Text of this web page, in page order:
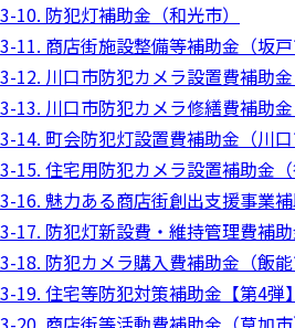
3-10. 防犯灯補助金（和光市）
3-11. 商店街施設整備等補助金（坂戸
3-12. 川口市防犯カメラ設置費補助金
3-13. 川口市防犯カメラ修繕費補助金
3-14. 町会防犯灯設置費補助金（川口
3-15. 住宅用防犯カメラ設置補助金（
3-16. 魅力ある商店街創出支援事業補
3-17. 防犯灯新設費・維持管理費補助
3-18. 防犯カメラ購入費補助金（飯能
3-19. 住宅等防犯対策補助金【第4弾